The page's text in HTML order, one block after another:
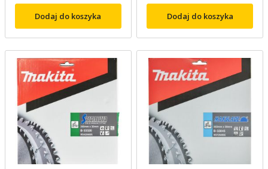
Dodaj do koszyka Dodaj do koszyka